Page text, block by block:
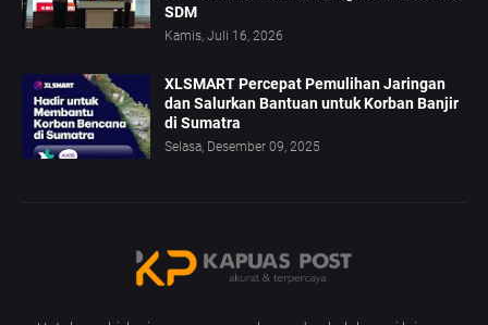
SDM
Kamis, Juli 16, 2026
XLSMART Percepat Pemulihan Jaringan
dan Salurkan Bantuan untuk Korban Banjir
di Sumatra
Selasa, Desember 09, 2025